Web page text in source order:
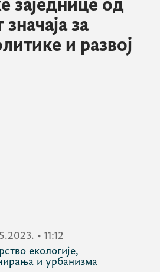
заједнице од
за
и развој
• 11:12
екологије,
и урбанизма